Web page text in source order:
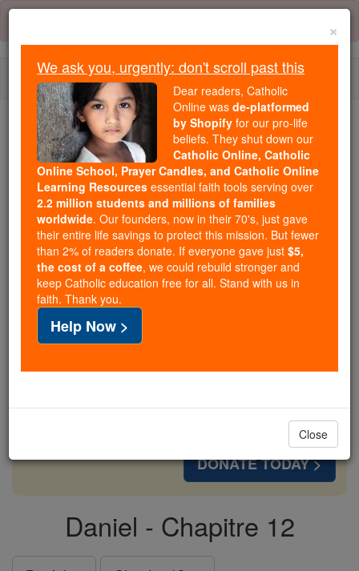
Skip
content
Because of You, 2.2 Million
Students Are Being Formed in the
Faith
Because of generous supporters like you,
Catholic Online School has already delivered
free, faithful Catholic education to over 2.2
million students across 193 countries. In an age
of noise and algorithms, you are helping form
souls with truth, prayer, Scripture, and Christ.
If everyone who reads this gave just $5 — the
free for all. Be Courageous. Be Catholic. Stand
DONATE TODAY >
Daniel - Chapitre 12
×
We ask you, urgently: don't scroll past this
Dear readers, Catholic
Online was de-platformed
by Shopify for our pro-life
beliefs. They shut down our
Catholic Online, Catholic
Online School, Prayer Candles, and Catholic Online
Learning Resources essential faith tools serving over
2.2 million students and millions of families
worldwide. Our founders, now in their 70's, just gave
their entire life savings to protect this mission. But fewer
than 2% of readers donate. If everyone gave just $5,
the cost of a coffee, we could rebuild stronger and
keep Catholic education free for all. Stand with us in
faith. Thank you.
Help Now >
Close